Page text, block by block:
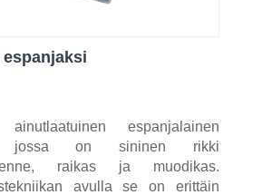
espanjalainen
jossa on sininen rikki
raikas ja muodikas.
avulla se on erittäin